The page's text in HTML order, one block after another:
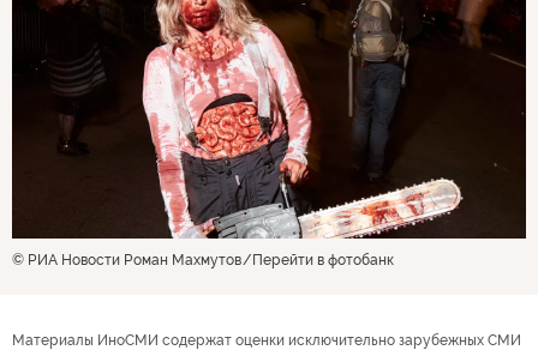
© РИА Новости Роман Махмутов Перейти в фотобанк
Материалы ИноСМИ содержат оценки исключительно зарубежных СМИ